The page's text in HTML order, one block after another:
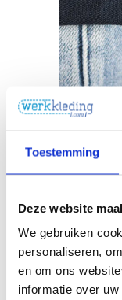
Toestemming
Deze website
We gebruiken
personaliseren,
en om ons
informatie over